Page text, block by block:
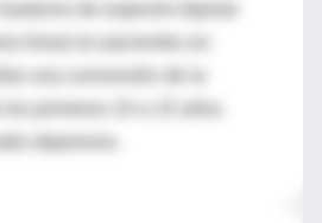
una conversión de la
depresivo.